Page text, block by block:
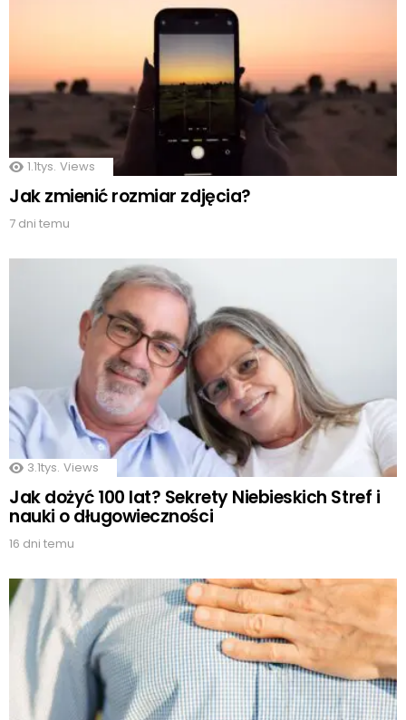
1.1tys. Views
Jak zmienić rozmiar zdjęcia?
7 dni temu
3.1tys. Views
Jak dożyć 100 lat? Sekrety Niebieskich Stref i
nauki o długowieczności
16 dni temu